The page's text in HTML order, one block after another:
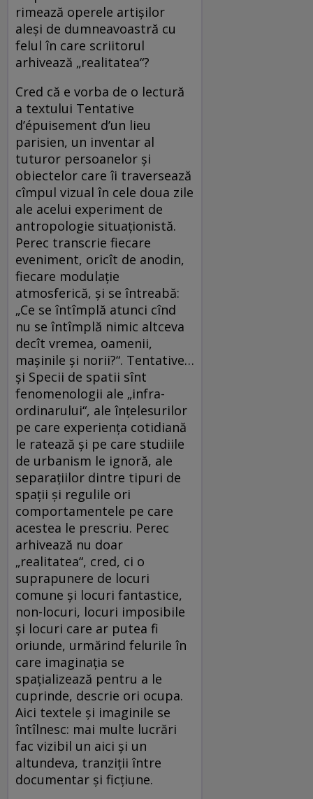
rimează operele artișilor
aleși de dumneavoastră cu
felul în care scriitorul
arhivează „realitatea“?
Cred că e vorba de o lectură
a textului Tentative
d’épuisement d’un lieu
parisien, un inventar al
tuturor persoanelor și
obiectelor care îi traversează
cîmpul vizual în cele doua zile
ale acelui experiment de
antropologie situaționistă.
Perec transcrie fiecare
eveniment, oricît de anodin,
fiecare modulație
atmosferică, și se întreabă:
„Ce se întîmplă atunci cînd
nu se întîmplă nimic altceva
decît vremea, oamenii,
mașinile și norii?“. Tentative…
și Specii de spatii sînt
fenomenologii ale „infra-
ordinarului“, ale înțelesurilor
pe care experiența cotidiană
le ratează și pe care studiile
de urbanism le ignoră, ale
separațiilor dintre tipuri de
spații și regulile ori
comportamentele pe care
acestea le prescriu. Perec
arhivează nu doar
„realitatea“, cred, ci o
suprapunere de locuri
comune și locuri fantastice,
non-locuri, locuri imposibile
și locuri care ar putea fi
oriunde, urmărind felurile în
care imaginația se
spațializează pentru a le
cuprinde, descrie ori ocupa.
Aici textele și imaginile se
întîlnesc: mai multe lucrări
fac vizibil un aici și un
altundeva, tranziții între
documentar și ficțiune.